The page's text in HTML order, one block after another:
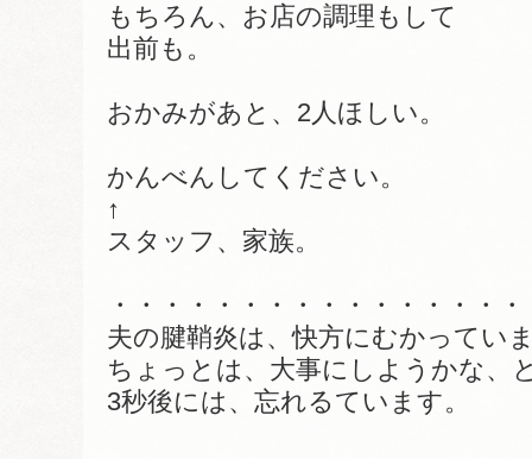
もちろん、お店の調理もして
出前も。
おかみがあと、2人ほしい。
かんべんしてください。
↑
スタッフ、家族。
・・・・・・・・・・・・・・・
夫の腱鞘炎は、快方にむかってい
ちょっとは、大事にしようかな、
3秒後には、忘れるています。